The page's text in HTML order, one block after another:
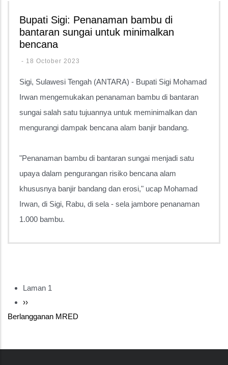
Bupati Sigi: Penanaman bambu di
bantaran sungai untuk minimalkan
bencana
- 18 October 2023
Sigi, Sulawesi Tengah (ANTARA) - Bupati Sigi Mohamad
Irwan mengemukakan penanaman bambu di bantaran
sungai salah satu tujuannya untuk meminimalkan dan
mengurangi dampak bencana alam banjir bandang.
"Penanaman bambu di bantaran sungai menjadi satu
upaya dalam pengurangan risiko bencana alam
khususnya banjir bandang dan erosi," ucap Mohamad
Irwan, di Sigi, Rabu, di sela - sela jambore penanaman
1.000 bambu.
Laman 1
Halaman
berikutnya
››
Berlangganan MRED